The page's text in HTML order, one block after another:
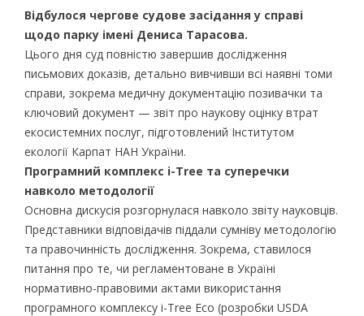
Відбулося чергове судове засідання у справі
щодо парку імені Дениса Тарасова.
Цього дня суд повністю завершив дослідження
письмових доказів, детально вивчивши всі наявні томи
справи, зокрема медичну документацію позивачки та
ключовий документ — звіт про наукову оцінку втрат
екосистемних послуг, підготовлений Інститутом
екології Карпат НАН України.
Програмний комплекс i-Tree та суперечки
навколо методології
Основна дискусія розгорнулася навколо звіту науковців.
Представники відповідачів піддали сумніву методологію
та правочинність дослідження. Зокрема, ставилося
питання про те, чи регламентоване в Україні
нормативно-правовими актами використання
програмного комплексу i-Tree Eco (розробки USDA